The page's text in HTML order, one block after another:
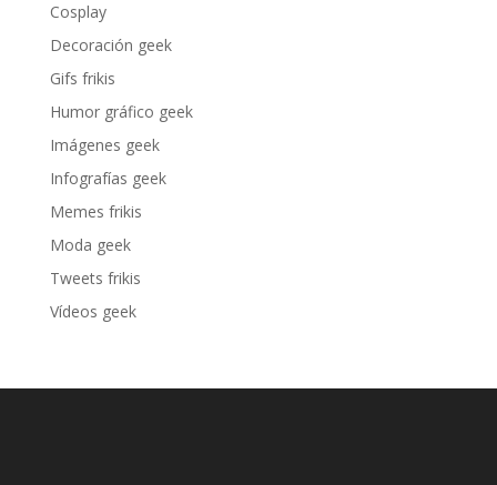
Cosplay
Decoración geek
Gifs frikis
Humor gráfico geek
Imágenes geek
Infografías geek
Memes frikis
Moda geek
Tweets frikis
Vídeos geek